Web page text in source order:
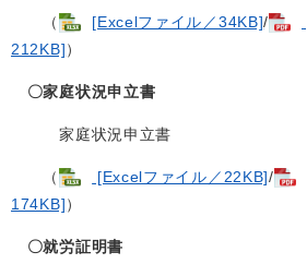
（ [Excelファイル／34KB]/
212KB]）
〇家庭状況申立書
家庭状況申立書
（ [Excelファイル／22KB]/
174KB]）
〇就労証明書